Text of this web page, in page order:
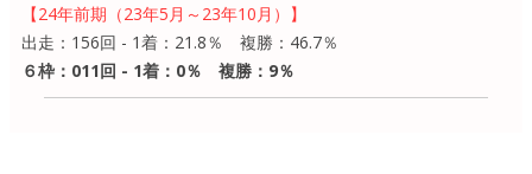
【24年前期（23年5月～23年10月）】
出走：156回 - 1着：21.8％ 複勝：46.7％
６枠：011回 - 1着：0％ 複勝：9％